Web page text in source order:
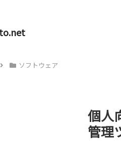
ソフトウェア
個人
管理